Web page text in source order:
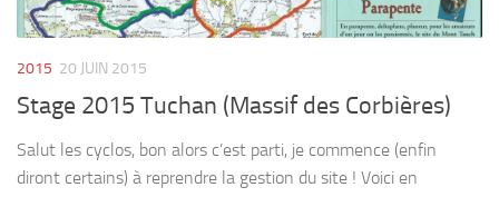
2015 20 JUIN 2015
Stage 2015 Tuchan (Massif des Corbières)
Salut les cyclos, bon alors c’est parti, je commence (enfin
diront certains) à reprendre la gestion du site ! Voici en